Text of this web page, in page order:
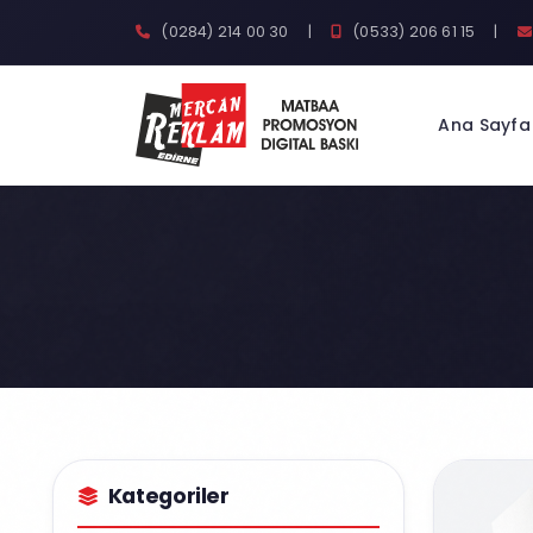
(0284) 214 00 30 | (0533) 206 61 15 |
Ana Sayfa
Kategoriler